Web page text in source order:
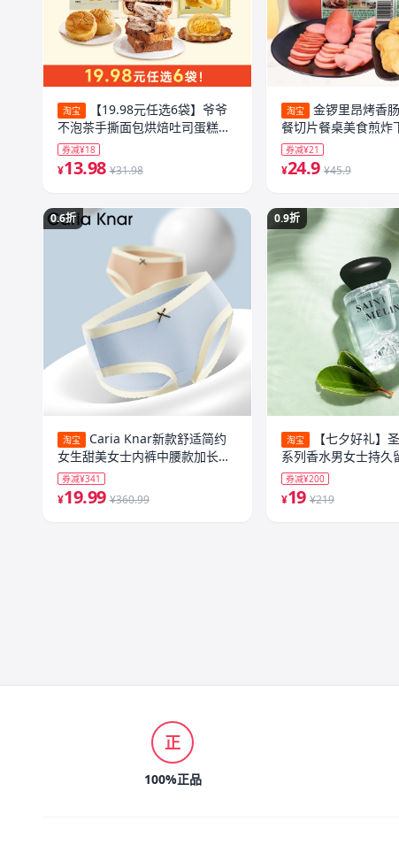
淘宝
【19.98元任选6袋】爷爷
不泡茶手撕面包烘焙吐司蛋糕点
心营养早餐
券减¥18
¥13.98 ¥31.98
0.6折
淘宝
Caria Knar新款舒适简约
女生甜美女士内裤中腰款加长裆
透气三角裤
券减¥341
¥19.99 ¥360.99
淘宝
金锣里昂烤香肠
餐切片餐桌美食煎炸
券减¥21
¥24.9 ¥45.9
0.9折
淘宝
【七夕好礼】
系列香水男女士持久
中性淡香
券减¥200
¥19 ¥219
正
100%正品